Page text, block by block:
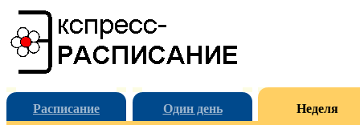
Расписание Один день Неделя